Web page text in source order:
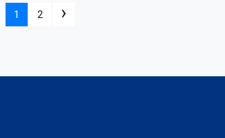
1 2 ›